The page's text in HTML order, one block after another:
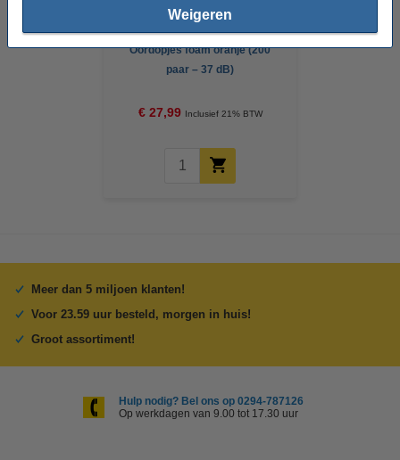
Weigeren
Oordopjes foam oranje (200
paar – 37 dB)
€ 27,99 Inclusief 21% BTW
Meer dan 5 miljoen klanten!
Voor 23.59 uur besteld, morgen in huis!
Groot assortiment!
Hulp nodig? Bel ons op 0294-787126
Op werkdagen van 9.00 tot 17.30 uur